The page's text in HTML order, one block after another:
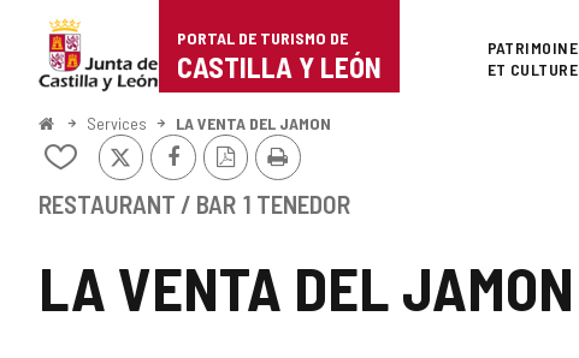
Portal
de
Turismo
Castilla
León
PORTAL DE TURISMO DE
CASTILLA Y LEÓN
Superior
PATRIMOINE
ET CULTURE
<
Accueil
Services LA VENTA DEL JAMON
LA VENTA DEL JAMON
Ajouter/retirer
contenu
X FacebookVersion
PDF
Imprimer
RESTAURANT / BAR 1 TENEDOR